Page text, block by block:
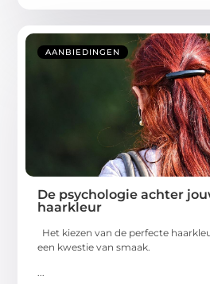
AANBIEDINGEN
De psychologie achter
haarkleur
Het kiezen van de perfecte
een kwestie van smaak.
...